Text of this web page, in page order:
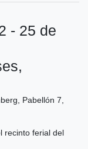
- 25 de
Pabellón 7,
recinto ferial del